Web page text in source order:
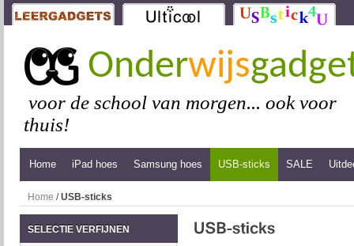
Onderwijs
voor de school van morgen... ook voor
thuis!
Home iPad hoes Samsung hoes USB-sticks SALE
Home /USB-sticks
SELECTIE VERFIJNEN